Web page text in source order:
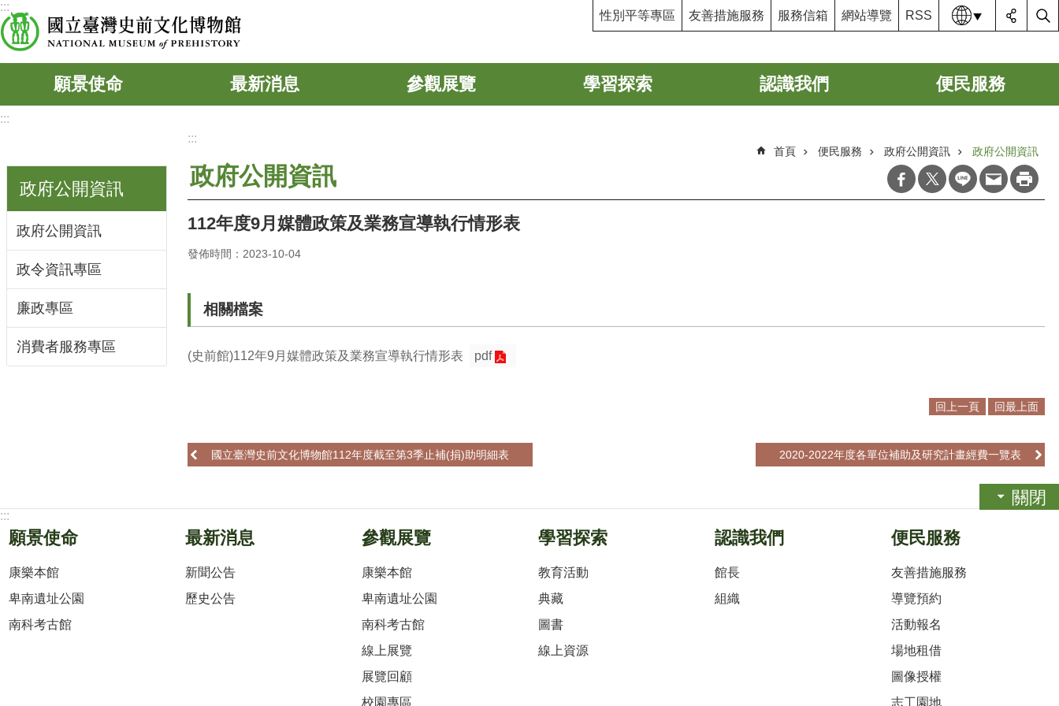
跳到主要內容區塊
:::
性別平等專區 友善措施服務 服務信箱 網站導覽 RSS 語系
願景使命 最新消息 參觀展覽 學習探索 認識我們 便民服務
:::
政府公開資訊
政府公開資訊
政令資訊專區
廉政專區
消費者服務專區
:::
首頁 便民服務 政府公開資訊 政府公開資訊
政府公開資訊
112年度9月媒體政策及業務宣導執行情形表
發佈時間：2023-10-04
相關檔案
(史前館)112年9月媒體政策及業務宣導執行情形表 pdf
回上一頁 回最上面
國立臺灣史前文化博物館112年度截至第3季止補(捐)助明細表 2020-2022年度各單位補助及研究計畫經費一覽表
關閉
:::
願景使命
康樂本館
卑南遺址公園
南科考古館
最新消息
新聞公告
歷史公告
參觀展覽
康樂本館
卑南遺址公園
南科考古館
線上展覽
展覽回顧
校園專區
學習探索
教育活動
典藏
圖書
線上資源
認識我們
館長
組織
便民服務
友善措施服務
導覽預約
活動報名
場地租借
圖像授權
志工園地